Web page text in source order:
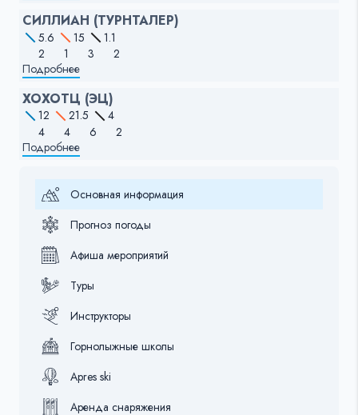
СИЛЛИАН (ТУРНТАЛЕР)
5.6 15
1.1
2
1 3
2
Подробнее
ХОХОТЦ (ЭЦ)
12 21.5
4
4
4 6
2
Подробнее
Основная информация
Прогноз погоды
Афиша мероприятий
Туры
Инструкторы
Горнолыжные школы
Apres ski
Аренда снаряжения